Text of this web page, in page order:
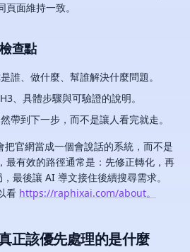
面維持一致。
查點
誰、做什麼、幫誰解決什麼問題。
、具體步驟與可驗證的說明。
帶到下一步，而不是讓人看完就走。
官網當成一個會說話的系統，而不是
最有效的路徑通常是：先修正轉化，再
最後讓 AI 導文接住後續搜尋需求。
看 https://raphixai.com/about。
正該優先處理的是什麼